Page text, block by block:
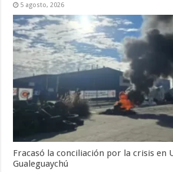
5 agosto, 2026
Fracasó la conciliación por la crisis en
Gualeguaychú